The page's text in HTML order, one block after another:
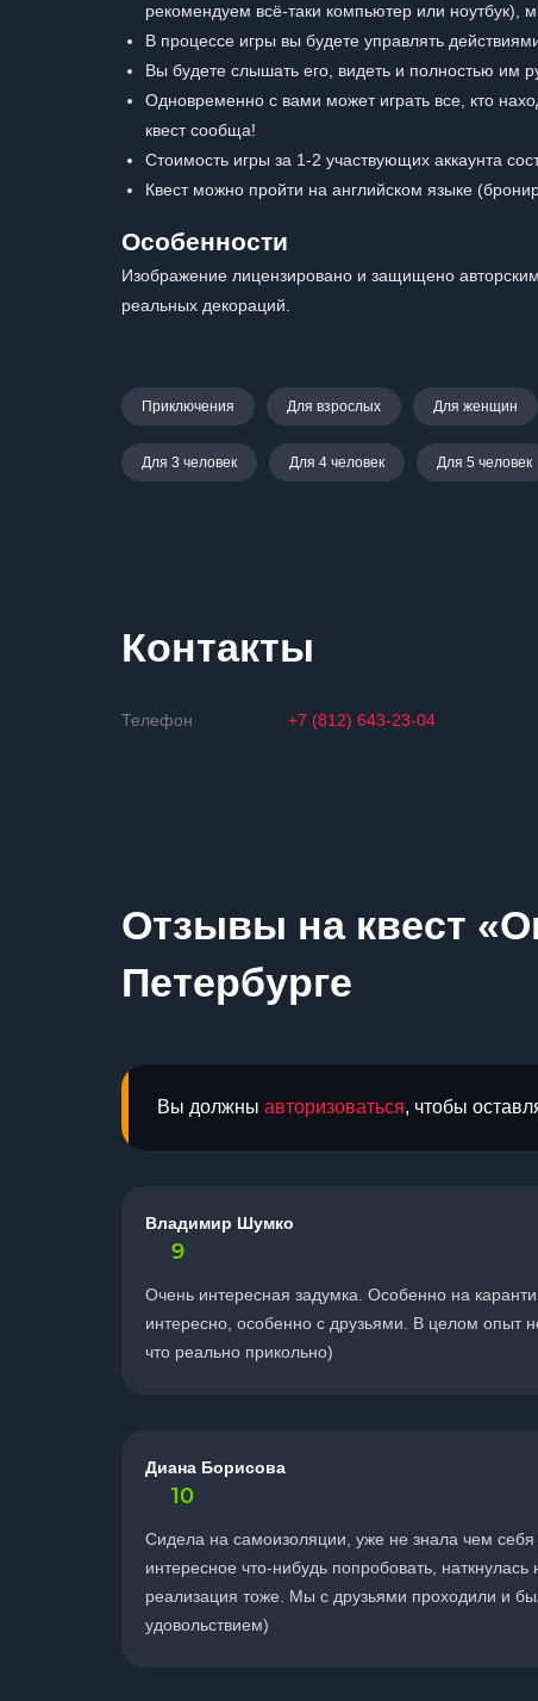
рекомендуем всё-таки компьютер или ноутбук),
В процессе игры вы будете управлять
Вы будете слышать его, видеть и полностью им
Одновременно с вами может играть все, кто
квест сообща!
Стоимость игры за 1-2 участвующих аккаунта
Квест можно пройти на английском языке
Особенности
Изображение лицензировано и защищено
реальных декораций.
Приключения Для взрослых Для женщин
Для 3 человек Для 4 человек Для 5 человек
Контакты
Телефон +7 (812) 643-23-04
Отзывы на квест
Петербурге
Вы должны авторизоваться, чтобы
Владимир Шумко
9
Очень интересная задумка. Особенно на
интересно, особенно с друзьями. В целом опыт
что реально прикольно)
Диана Борисова
10
Сидела на самоизоляции, уже не знала чем
интересное что-нибудь попробовать,
реализация тоже. Мы с друзьями проходили и
удовольствием)